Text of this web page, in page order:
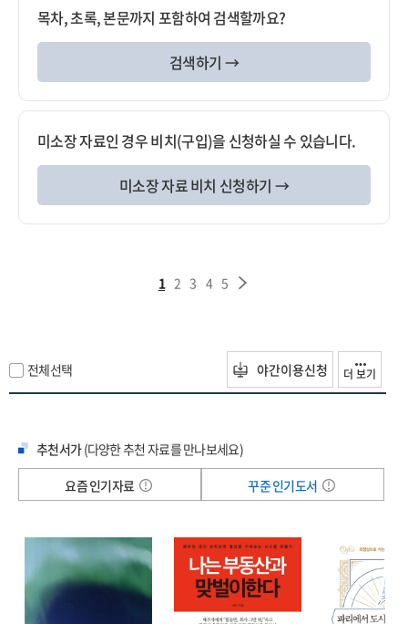
목차, 초록, 본문까지 포함하여 검색할까요?
검색하기 →
미소장 자료인 경우 비치(구입)을 신청하실 수 있습니다.
미소장 자료 비치 신청하기 →
1 2 3 4 5
전체선택 야간이용신청 더 보기
추천서가(다양한 추천 자료를 만나보세요)
요즘 인기자료
꾸준 인기도서